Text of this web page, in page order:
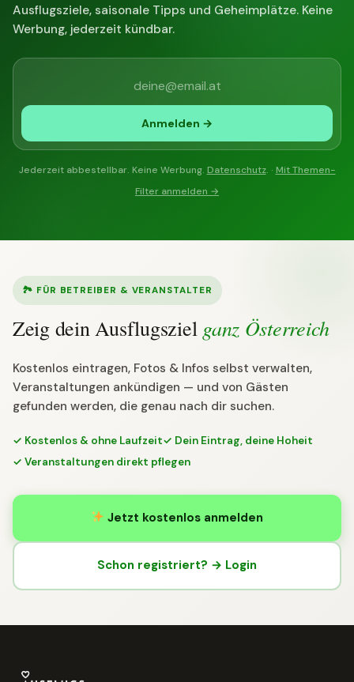
Ausflugsziele, saisonale Tipps und Geheimplätze. Keine
Werbung, jederzeit kündbar.
Anmelden →
Jederzeit abbestellbar. Keine Werbung. Datenschutz. · Mit Themen-
Filter anmelden →
🏞 FÜR BETREIBER & VERANSTALTER
Zeig dein Ausflugsziel ganz Österreich
Kostenlos eintragen, Fotos & Infos selbst verwalten,
Veranstaltungen ankündigen — und von Gästen
gefunden werden, die genau nach dir suchen.
✓ Kostenlos & ohne Laufzeit✓ Dein Eintrag, deine Hoheit
✓ Veranstaltungen direkt pflegen
Jetzt kostenlos anmelden
Schon registriert? → Login